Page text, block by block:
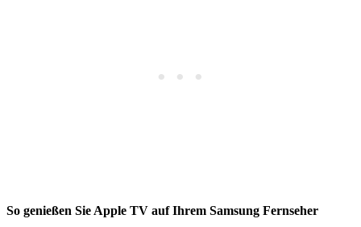
So genießen Sie Apple TV auf Ihrem Samsung Fernseher